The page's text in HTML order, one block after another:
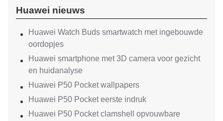
Huawei nieuws
Huawei Watch Buds smartwatch met ingebouwde
oordopjes
Huawei smartphone met 3D camera voor gezicht
en huidanalyse
Huawei P50 Pocket wallpapers
Huawei P50 Pocket eerste indruk
Huawei P50 Pocket clamshell opvouwbare